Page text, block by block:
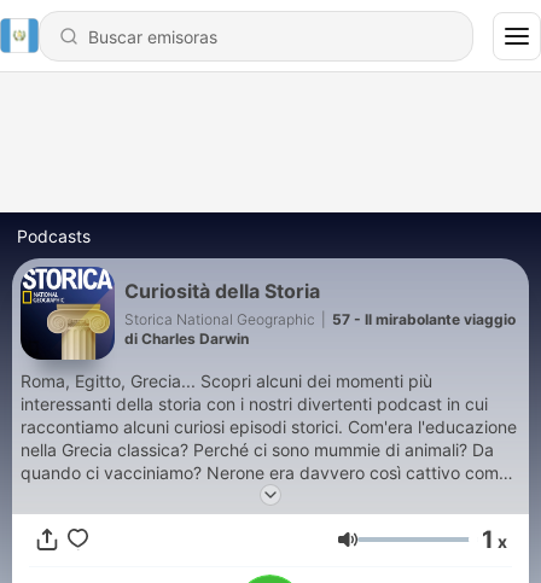
Podcasts
Curiosità della Storia
Storica National Geographic
57 - Il mirabolante viaggio
di Charles Darwin
Roma, Egitto, Grecia... Scopri alcuni dei momenti più
interessanti della storia con i nostri divertenti podcast in cui
raccontiamo alcuni curiosi episodi storici. Com'era l'educazione
nella Grecia classica? Perché ci sono mummie di animali? Da
quando ci vacciniamo? Nerone era davvero così cattivo come
lo dipingono? Chi furono i primi ad arrivare al Polo Sud? Chi
erano le Etere dell'Antica Grecia? Cosa significava essere uno
schiavo nel Medioevo? Queste e molte altre domande (e le loro
Volumen 1 x